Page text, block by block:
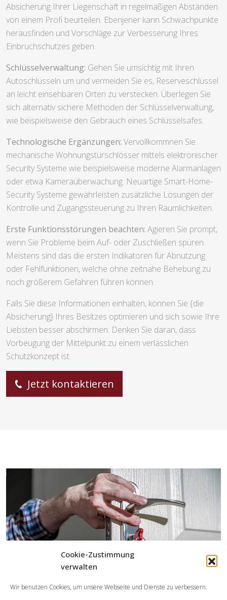
Cookie-Zustimmung
verwalten
Wir benutzen Cookies, um unsere Webseite und Dienste zu verbessern.
Absicherung Ihrer Liegenschaft in regelmäßigen Abständen
von einem Profi beurteilen. Ebenjener kann Schwachpunkte
herausfinden und Vorschläge zur Verbesserung Ihres
Einbruchschutzes geben.
Schlüsselverwaltung: Gehen Sie umsichtig mit Ihren
Autoschlüsseln um und vermeiden Sie es, Reserveschlüssel
an leicht einsehbaren Orten zu verstecken. Überlegen Sie
sich alternativ sichere Methoden der Schlüsselverwaltung,
wie beispielsweise den Gebrauch eines Schlüsselsafes.
Technologische Ergänzungen: Vervollkommnen Sie
mechanische Wohnungstürschlösser mittels elektronischer
Security Systeme wie beispielsweise moderne Alarmanlagen
oder etwa Kameraüberwachung. Neuartige Smart-Home-
Security Systeme gewährleisten zusätzliche Lösungen der
Kontrolle und Zugangssteuerung zu Ihren Räumlichkeiten.
Erste Funktionsstörungen beachten: Agieren Sie prompt,
wenn Sie Probleme beim Auf- oder Zuschließen spüren.
Meistens sind das die ersten Indikatoren für Abnutzung
oder Fehlfunktionen, welche ohne zeitnahe Behebung zu
noch größerem Gefahren führen können.
Falls Sie diese Informationen einhalten, können Sie {die
Absicherung} Ihres Besitzes optimieren und sich sowie Ihre
Liebsten besser abschirmen. Denken Sie daran, dass
Vorbeugung der Mittelpunkt zu einem verlässlichen
Schutzkonzept ist.
Jetzt kontaktieren